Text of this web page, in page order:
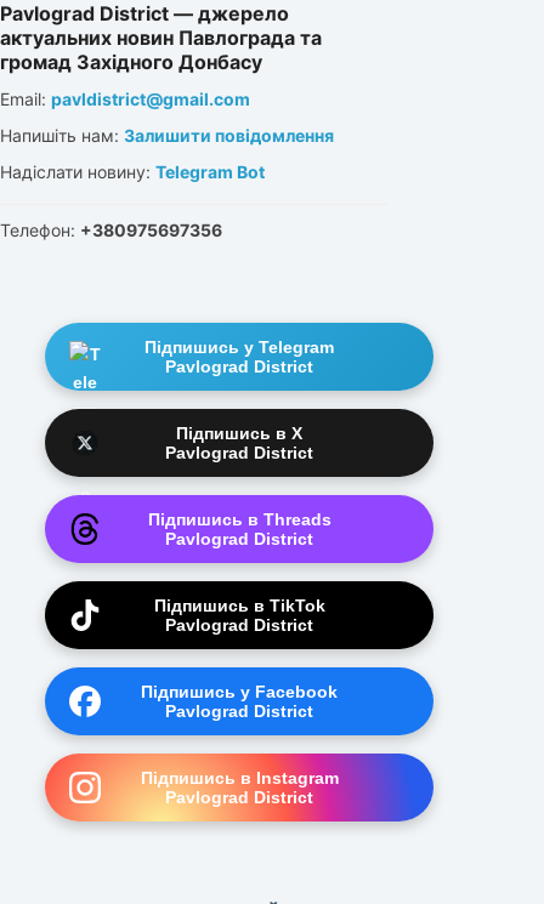
Pavlograd District — джерело
актуальних новин Павлограда та
громад Західного Донбасу
Email: pavldistrict@gmail.com
Напишіть нам: Залишити повідомлення
Надіслати новину: Telegram Bot
Телефон: +380975697356
Підпишись у Telegram
Pavlograd District
Підпишись в X
Pavlograd District
Підпишись в Threads
Pavlograd District
Підпишись в TikTok
Pavlograd District
Підпишись у Facebook
Pavlograd District
Підпишись в Instagram
Pavlograd District